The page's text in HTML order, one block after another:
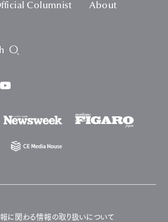
Columnist
About
に関わる情報の取り扱いについて